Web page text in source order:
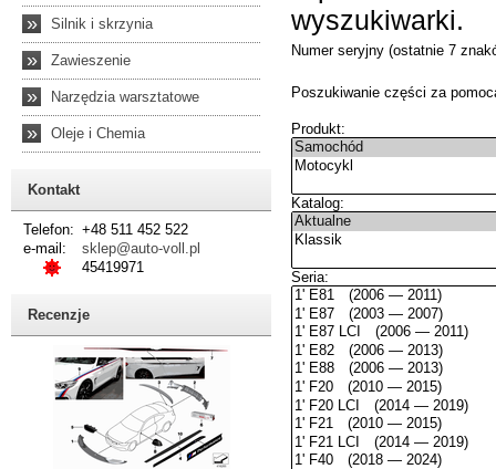
» Silnik i skrzynia
» Zawieszenie
» Narzędzia warsztatowe
» Oleje i Chemia
Kontakt
Telefon: +48 511 452 522
e-mail:
sklep@auto-voll.pl
45419971
Recenzje